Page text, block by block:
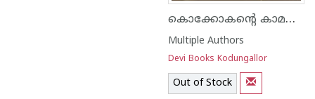
കൊക്കോകന്റെ കാമശാസ്ത്രം
Multiple Authors
Devi Books Kodungallor
Out of Stock